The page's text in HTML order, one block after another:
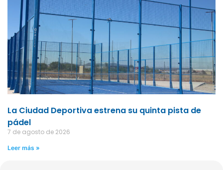
La Ciudad Deportiva estrena su quinta pista de
pádel
7 de agosto de 2026
Leer más »